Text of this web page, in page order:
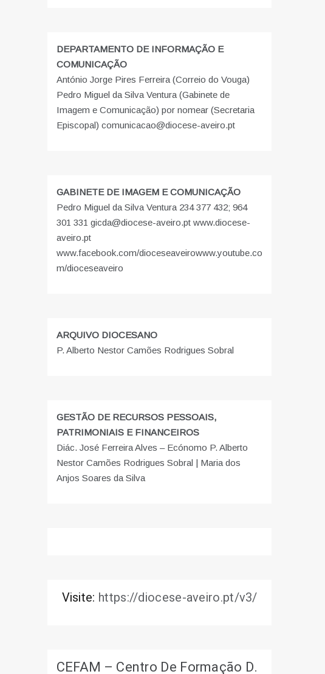
DEPARTAMENTO DE INFORMAÇÃO E
COMUNICAÇÃO
António Jorge Pires Ferreira (Correio do Vouga)
Pedro Miguel da Silva Ventura (Gabinete de
Imagem e Comunicação) por nomear (Secretaria
Episcopal) comunicacao@diocese-aveiro.pt
GABINETE DE IMAGEM E COMUNICAÇÃO
Pedro Miguel da Silva Ventura 234 377 432; 964
301 331 gicda@diocese-aveiro.pt www.diocese-
aveiro.pt
www.facebook.com/dioceseaveirowww.youtube.co
m/dioceseaveiro
ARQUIVO DIOCESANO
P. Alberto Nestor Camões Rodrigues Sobral
GESTÃO DE RECURSOS PESSOAIS,
PATRIMONIAIS E FINANCEIROS
Diác. José Ferreira Alves – Ecónomo P. Alberto
Nestor Camões Rodrigues Sobral | Maria dos
Anjos Soares da Silva
Visite: https://diocese-aveiro.pt/v3/
CEFAM – Centro De Formação D.